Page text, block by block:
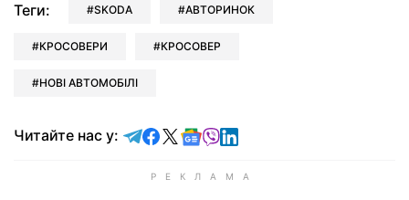
Теги: SKODA АВТОРИНОК
КРОСОВЕРИ КРОСОВЕР
НОВІ АВТОМОБІЛІ
Читайте нас у: Читайте у Telegram
Читайте у Facebook
Читайте у X
Читайте у Google news
Читайте у Viber
Читайте у LinkedIn